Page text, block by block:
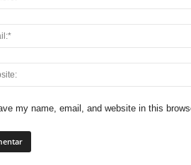
my name, email, and website in this